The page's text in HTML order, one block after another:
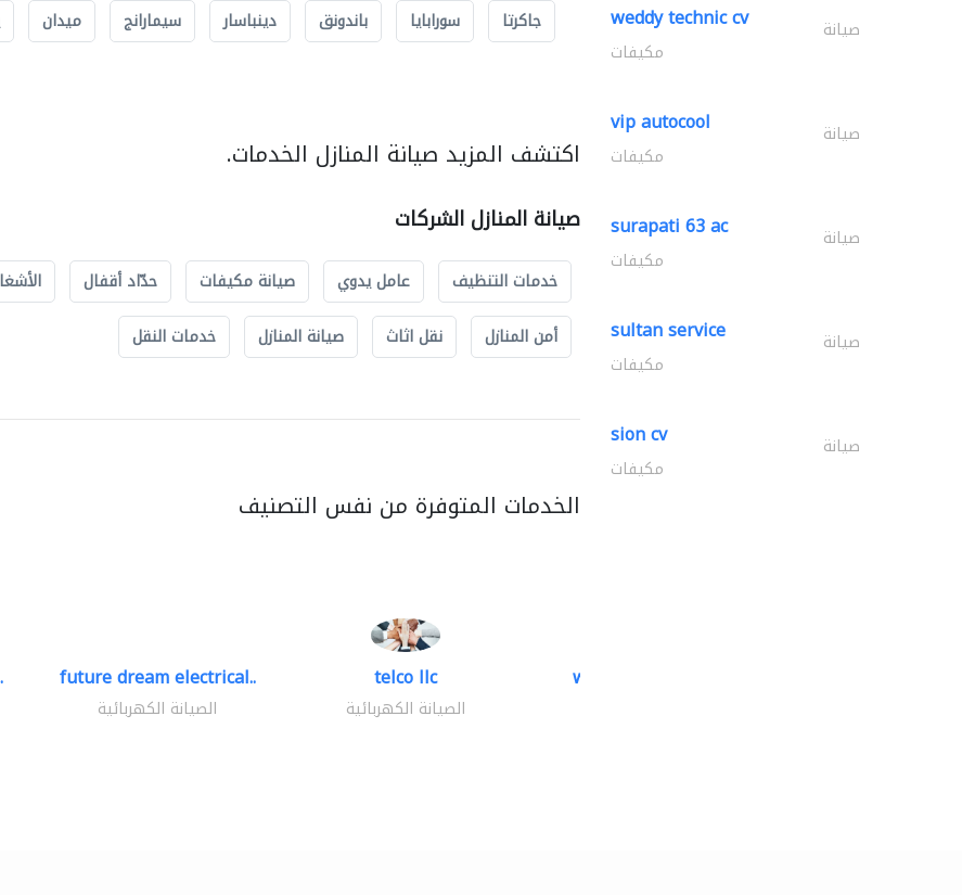
جاكرتا سورابايا باندونق دينباسار سيمارانج ميدان
اكتشف المزيد صيانة المنازل الخدمات.
صيانة المنازل الشركات
خدمات التنظيف عامل يدوي صيانة مكيفات حدّاد أقفال
أمن المنازل
نقل اثاث صيانة المنازل خدمات النقل
الخدمات المتوفرة من نفس التصنيف
future dream electrical..
الصيانة الكهربائية
telco llc
الصيانة الكهربائية
white arch general..
weddy technic cv صيانة
مكيفات
vip autocool صيانة
مكيفات
surapati 63 ac صيانة
مكيفات
sultan service صيانة
مكيفات
sion cv صيانة
مكيفات